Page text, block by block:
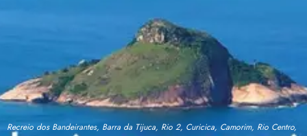
Recreio dos Bandeirantes, Barra da Tijuca, Rio 2, Curicica, Camorim, Rio Centro,